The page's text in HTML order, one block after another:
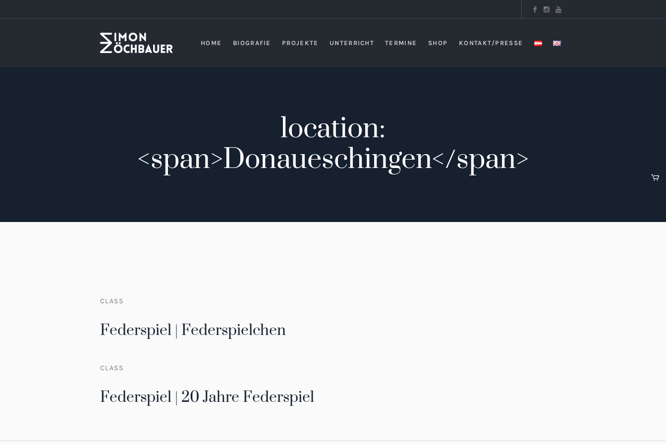
HOME BIOGRAFIE PROJEKTE UNTERRICHT TERMINE SHOP KONTAKT/PRESSE
location:
<span>Donaueschingen</span>
CLASS
Federspiel | Federspielchen
CLASS
Federspiel | 20 Jahre Federspiel